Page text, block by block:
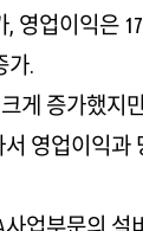
, 영업이익은
가.
게 증가했지
서 영업이익과